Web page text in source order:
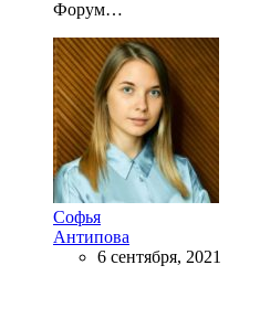
Форум…
Софья
Антипова
6 сентября, 2021